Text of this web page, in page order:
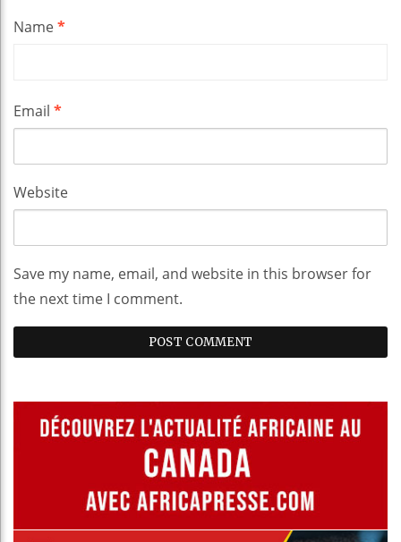
Name*
Email *
Website
Save my name, email, and website in this browser for
the next time I comment.